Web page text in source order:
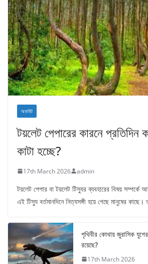
অফবিট
টয়লেট পেপারের কারনে প্রতিদিন
কাটা হচ্ছে?
17th March 2026 admin
টয়লেট পেপার বা টয়লেট টিস্যুর ব্যবহারের বিষয় সম্পর্কে
এই টিস্যু বর্তমানদিনে নিত্যসঙ্গী হয়ে গেছে মানুষের কাছে।
পৃথিবীর কোথায় জুরাসিক
রয়েছে?
17th March 2026